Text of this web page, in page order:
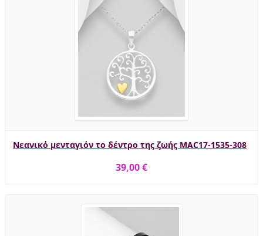
Νεανικό μενταγιόν το δέντρο της ζωής MAC17-1535-308
39,00 €